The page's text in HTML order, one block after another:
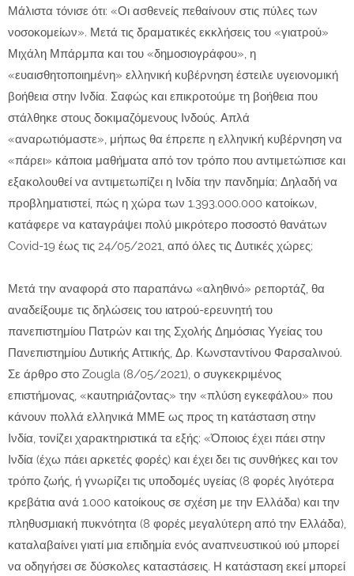
Μάλιστα τόνισε ότι: «Οι ασθενείς πεθαίνουν στις πύλες των
νοσοκομείων». Μετά τις δραματικές εκκλήσεις του «γιατρού»
Μιχάλη Μπάρμπα και του «δημοσιογράφου», η
«ευαισθητοποιημένη» ελληνική κυβέρνηση έστειλε υγειονομική
βοήθεια στην Ινδία. Σαφώς και επικροτούμε τη βοήθεια που
στάλθηκε στους δοκιμαζόμενους Ινδούς. Απλά
«αναρωτιόμαστε», μήπως θα έπρεπε η ελληνική κυβέρνηση να
«πάρει» κάποια μαθήματα από τον τρόπο που αντιμετώπισε και
εξακολουθεί να αντιμετωπίζει η Ινδία την πανδημία; Δηλαδή να
προβληματιστεί, πώς η χώρα των 1.393.000.000 κατοίκων,
κατάφερε να καταγράψει πολύ μικρότερο ποσοστό θανάτων
Covid-19 έως τις 24/05/2021, από όλες τις Δυτικές χώρες;
Μετά την αναφορά στο παραπάνω «αληθινό» ρεπορτάζ, θα
αναδείξουμε τις δηλώσεις του ιατρού-ερευνητή του
πανεπιστημίου Πατρών και της Σχολής Δημόσιας Υγείας του
Πανεπιστημίου Δυτικής Αττικής, Δρ. Κωνσταντίνου Φαρσαλινού.
Σε άρθρο στο Zougla (8/05/2021), ο συγκεκριμένος
επιστήμονας, «καυτηριάζοντας» την «πλύση εγκεφάλου» που
κάνουν πολλά ελληνικά ΜΜΕ ως προς τη κατάσταση στην
Ινδία, τονίζει χαρακτηριστικά τα εξής: «Όποιος έχει πάει στην
Ινδία (έχω πάει αρκετές φορές) και έχει δει τις συνθήκες και τον
τρόπο ζωής, ή γνωρίζει τις υποδομές υγείας (8 φορές λιγότερα
κρεβάτια ανά 1.000 κατοίκους σε σχέση με την Ελλάδα) και την
πληθυσμιακή πυκνότητα (8 φορές μεγαλύτερη από την Ελλάδα),
καταλαβαίνει γιατί μια επιδημία ενός αναπνευστικού ιού μπορεί
να οδηγήσει σε δύσκολες καταστάσεις. Η κατάσταση εκεί μπορεί